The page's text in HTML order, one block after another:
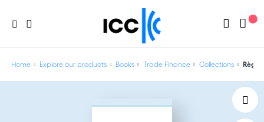
Home Explore our products Books Trade Finance Collections